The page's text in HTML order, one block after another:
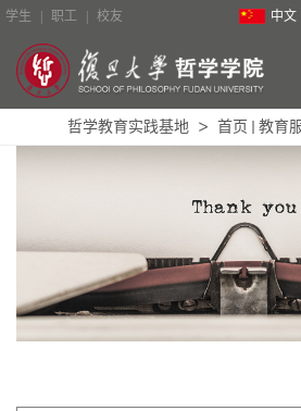
中文
学生 职工 校友
哲学教育实践基地 首页 教育